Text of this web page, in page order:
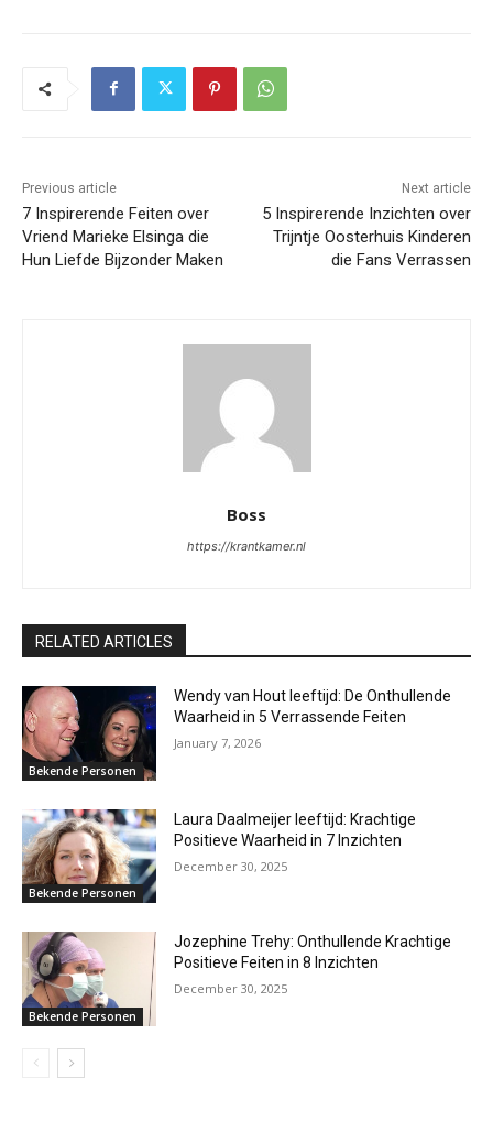
Previous article
7 Inspirerende Feiten over
Vriend Marieke Elsinga die
Hun Liefde Bijzonder Maken
Next article
5 Inspirerende Inzichten over
Trijntje Oosterhuis Kinderen
die Fans Verrassen
Boss
https://krantkamer.nl
RELATED ARTICLES
Bekende Personen
Wendy van Hout leeftijd: De Onthullende
Waarheid in 5 Verrassende Feiten
January 7, 2026
Bekende Personen
Laura Daalmeijer leeftijd: Krachtige
Positieve Waarheid in 7 Inzichten
December 30, 2025
Bekende Personen
Jozephine Trehy: Onthullende Krachtige
Positieve Feiten in 8 Inzichten
December 30, 2025